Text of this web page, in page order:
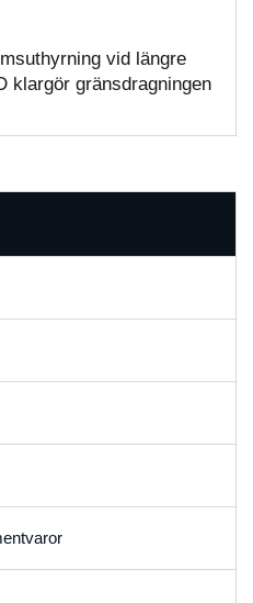
vid längre
klargör gränsdragningen